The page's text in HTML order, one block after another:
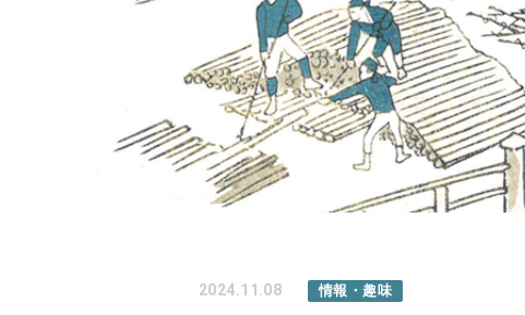
2024.11.08 情報・趣味